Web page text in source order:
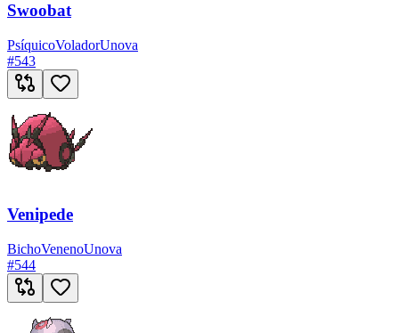
Swoobat
PsíquicoVoladorUnova
#543
Venipede
BichoVenenoUnova
#544